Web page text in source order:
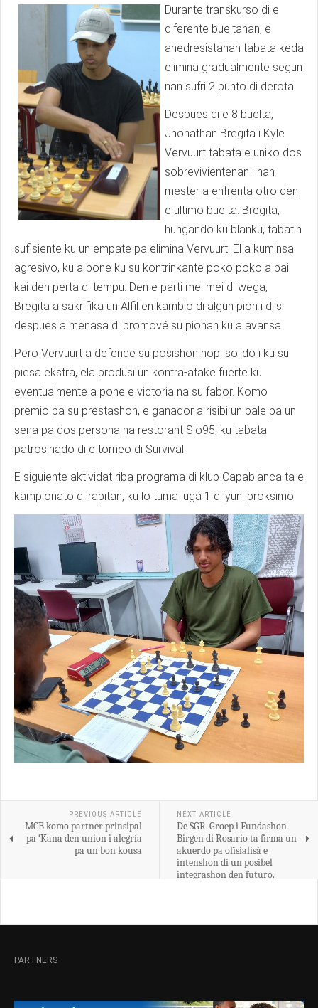
Durante transkurso di e
diferente bueltanan, e
ahedresistanan tabata keda
elimina gradualmente segun
nan sufri 2 punto di derota.
Despues di e 8 buelta,
Jhonathan Bregita i Kyle
Vervuurt tabata e uniko dos
sobrevivientenan i nan
mester a enfrenta otro den
e ultimo buelta. Bregita,
hungando ku blanku, tabatin
sufisiente ku un empate pa elimina Vervuurt. El a kuminsa
agresivo, ku a pone ku su kontrinkante poko poko a bai
kai den perta di tempu. Den e parti mei mei di wega,
Bregita a sakrifika un Alfil en kambio di algun pion i djis
despues a menasa di promové su pionan ku a avansa.
Pero Vervuurt a defende su posishon hopi solido i ku su
piesa ekstra, ela produsi un kontra-atake fuerte ku
eventualmente a pone e victoria na su fabor. Komo
premio pa su prestashon, e ganador a risibi un bale pa un
sena pa dos persona na restorant Sio95, ku tabata
patrosinado di e torneo di Survival.
E siguiente aktividat riba programa di klup Capablanca ta e
kampionato di rapitan, ku lo tuma lugá 1 di yüni proksimo.
PREVIOUS ARTICLE
MCB komo partner prinsipal
pa ‘Kana den union i alegría
pa un bon kousa
NEXT ARTICLE
De SGR-Groep i Fundashon
Birgen di Rosario ta firma un
akuerdo pa ofisialisá e
intenshon di un posibel
integrashon den futuro.
PARTNERS